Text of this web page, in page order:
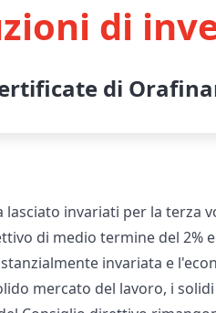
di
di
lasciato invariati per la terza
di medio termine del 2%
invariata e
mercato del lavoro, i